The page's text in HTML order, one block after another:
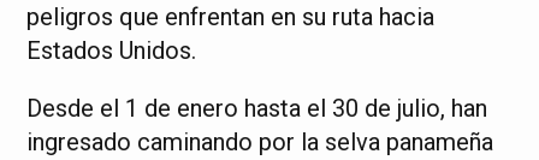
peligros que enfrentan en su ruta hacia
Estados Unidos.
Desde el 1 de enero hasta el 30 de julio, han
ingresado caminando por la selva panameña